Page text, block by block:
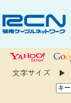
文字サイズ ▶︎